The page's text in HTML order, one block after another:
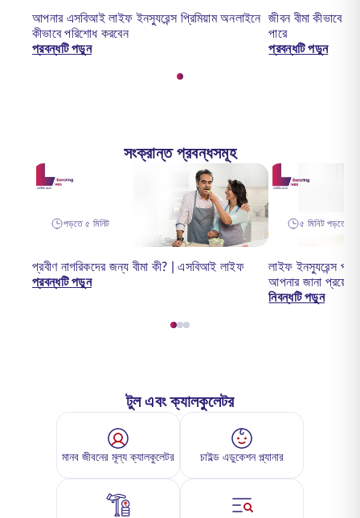
আপনার এসবিআই লাইফ ইনস্যুরেন্স প্রিমিয়াম অনলাইনে
কীভাবে পরিশোধ করবেন
প্রবন্ধটি পড়ুন
জীবন বীমা কীভাবে
পারে
প্রবন্ধটি পড়ুন
সংক্রান্ত প্রবন্ধসমূহ
পড়তে ৫ মিনিট
প্রবীণ নাগরিকদের জন্য বীমা কী? | এসবিআই লাইফ
প্রবন্ধটি পড়ুন
৫ মিনিট পড়তে
লাইফ ইনস্যুরেন্স
আপনার জানা
নিবন্ধটি পড়ুন
টুল এবং ক্যালকুলেটর
মানব জীবনের মূল্য ক্যালকুলেটর চাইল্ড এডুকেশন প্ল্যানার